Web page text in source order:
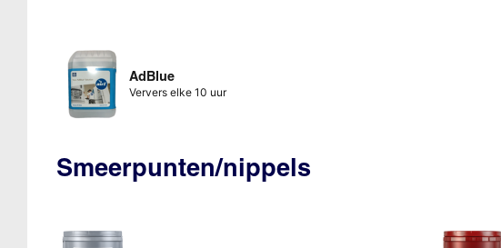
AdBlue
Ververs elke 10 uur
Smeerpunten/nippels